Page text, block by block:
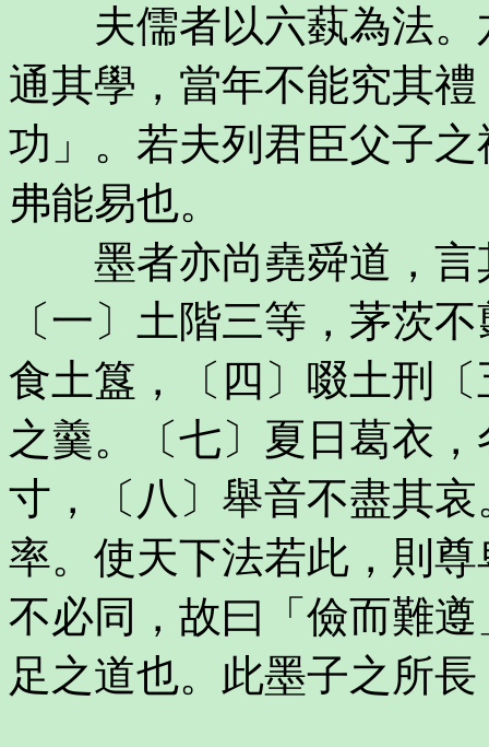
夫儒者以六蓺為法。
通其學，當年不能究其
功」。若夫列君臣父子
弗能易也。
墨者亦尚堯舜道，言
〔一〕土階三等，茅茨
食土簋，〔四〕啜土刑
之羹。〔七〕夏日葛衣
寸，〔八〕舉音不盡其
率。使天下法若此，則
不必同，故曰「儉而難
足之道也。此墨子之所